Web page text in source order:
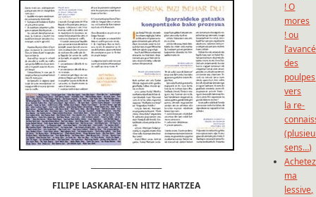
FILIPE LASKARAI-EN HITZ HARTZEA
! O
mores
! ou
des
poulpes
vers
la re-
sens…)
Achetez
ma
lessive,